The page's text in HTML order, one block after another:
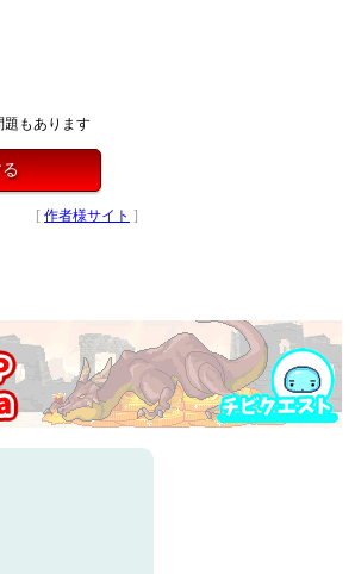
題もあります
[ 作者様サイト ]